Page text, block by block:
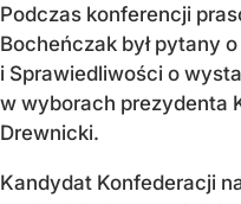
Podczas konferencji
Bocheńczak był pytany
i Sprawiedliwości o
w wyborach prezydenta
Drewnicki.
Kandydat Konfederacji